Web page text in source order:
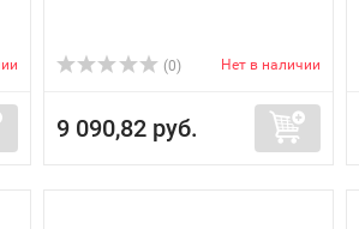
(0) Нет в наличии
9 090,82 руб.